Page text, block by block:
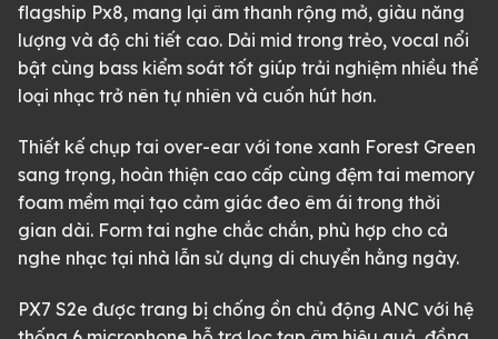
flagship Px8, mang lại âm thanh rộng mở, giàu năng
lượng và độ chi tiết cao. Dải mid trong trẻo, vocal nổi
bật cùng bass kiểm soát tốt giúp trải nghiệm nhiều thể
loại nhạc trở nên tự nhiên và cuốn hút hơn.
Thiết kế chụp tai over-ear với tone xanh Forest Green
sang trọng, hoàn thiện cao cấp cùng đệm tai memory
foam mềm mại tạo cảm giác đeo êm ái trong thời
gian dài. Form tai nghe chắc chắn, phù hợp cho cả
nghe nhạc tại nhà lẫn sử dụng di chuyển hằng ngày.
PX7 S2e được trang bị chống ồn chủ động ANC với hệ